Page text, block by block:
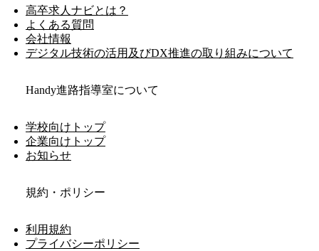
高卒求人ナビとは？
よくある質問
会社情報
デジタル技術の活用及びDX推進の取り組みについて
Handy進路指導室について
学校向けトップ
企業向けトップ
お知らせ
規約・ポリシー
利用規約
プライバシーポリシー